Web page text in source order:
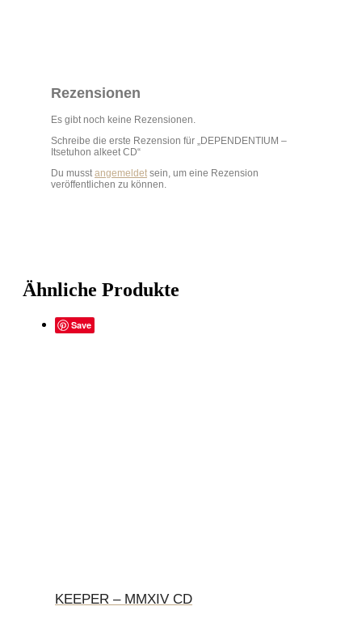
Rezensionen
Es gibt noch keine Rezensionen.
Schreibe die erste Rezension für „DEPENDENTIUM –
Itsetuhon alkeet CD“
Du musstangemeldetsein, um eine Rezension
veröffentlichen zu können.
Ähnliche Produkte
Save
KEEPER – MMXIV CD